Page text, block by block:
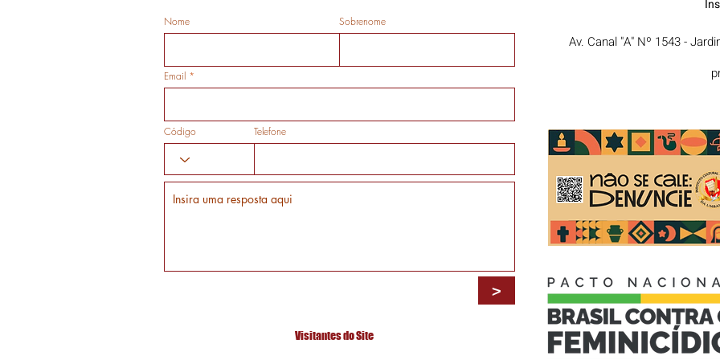
Nome Sobrenome
Email
Código Telefone
>
Av. Canal "A" Nº 1543 -
Visitantes do Site